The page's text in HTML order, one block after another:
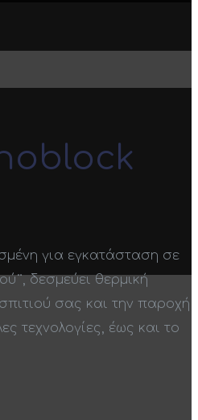
για εγκατάσταση σε
δεσμεύει θερμική
σας και την παροχή
τεχνολογίες, έως και το